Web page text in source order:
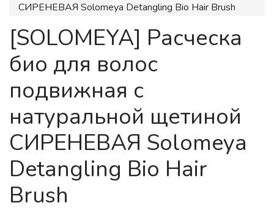
СИРЕНЕВАЯ Solomeya Detangling Bio Hair Brush
[SOLOMEYA] Расческа
био для волос
подвижная c
натуральной щетиной
СИРЕНЕВАЯ Solomeya
Detangling Bio Hair
Brush